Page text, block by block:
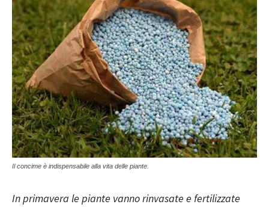
Il concime è indispensabile alla vita delle piante.
In primavera le piante vanno rinvasate e fertilizzate